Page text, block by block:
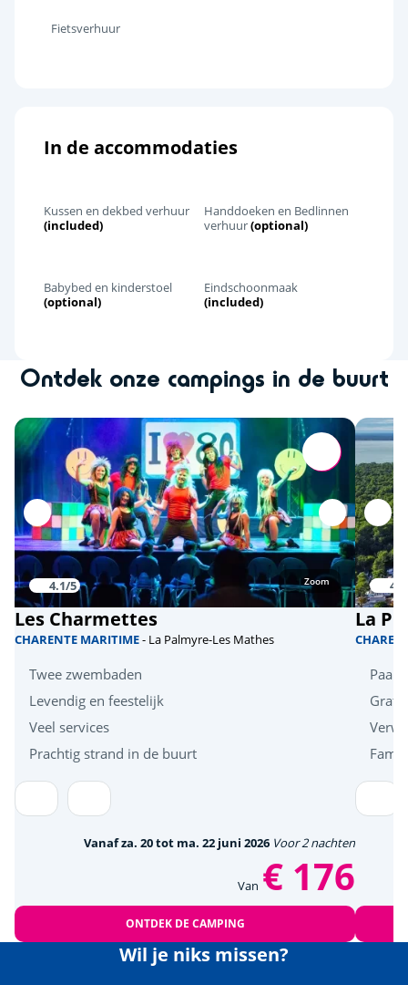
La Rochelle
Fietsverhuur
In de accommodaties
Kussen en dekbed verhuur
(included)
Handdoeken en Bedlinnen
verhuur(optional)
Babybed en kinderstoel
(optional)
Eindschoonmaak
(included)
Ontdek onze campings in de buurt
4.1/5 Zoom
Les Charmettes
CHARENTE MARITIME- La Palmyre-Les Mathes
Twee zwembaden
Levendig en feestelijk
Veel services
Prachtig strand in de buurt
Vanaf za. 20 tot ma. 22 juni 2026 Voor 2 nachten
Van € 176
ONTDEK DE CAMPING
La
Wil je niks missen?